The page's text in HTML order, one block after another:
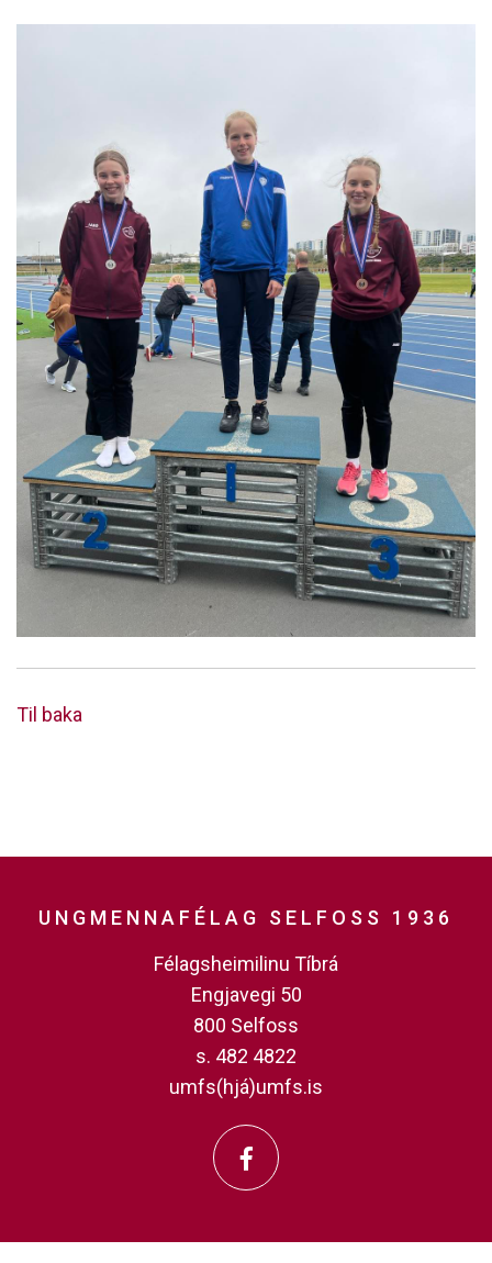
Til baka
UNGMENNAFÉLAG SELFOSS 1936
Félagsheimilinu Tíbrá
Engjavegi 50
800 Selfoss
s. 482 4822
umfs(hjá)umfs.is